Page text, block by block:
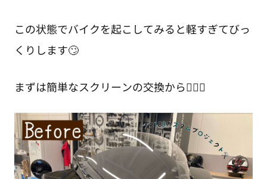
この状態でバイクを起こしてみると軽すぎてびっ
くりします🙄
まずは簡単なスクリーンの交換から💁🏻‍♀️